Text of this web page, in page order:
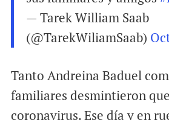
— Tarek William Saab
(@TarekWiliamSaab)
Tanto Andreina Baduel
familiares desmintieron
coronavirus. Ese día y en